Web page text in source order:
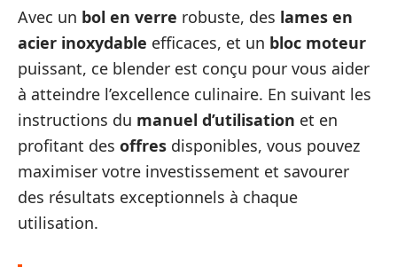
Avec un bol en verre robuste, des lames en
acier inoxydable efficaces, et un bloc moteur
puissant, ce blender est conçu pour vous aider
à atteindre l’excellence culinaire. En suivant les
instructions du manuel d’utilisation et en
profitant des offres disponibles, vous pouvez
maximiser votre investissement et savourer
des résultats exceptionnels à chaque
utilisation.